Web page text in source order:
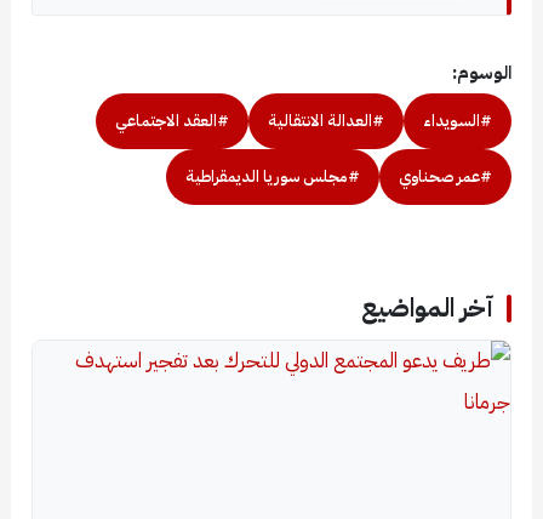
الوسوم:
#السويداء #العدالة الانتقالية #العقد الاجتماعي
#عمر صحناوي #مجلس سوريا الديمقراطية
آخر المواضيع